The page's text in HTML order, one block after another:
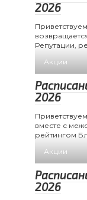
2026
Репутации,
Акции
2026
вместе с
рейтингом
Акции
2026